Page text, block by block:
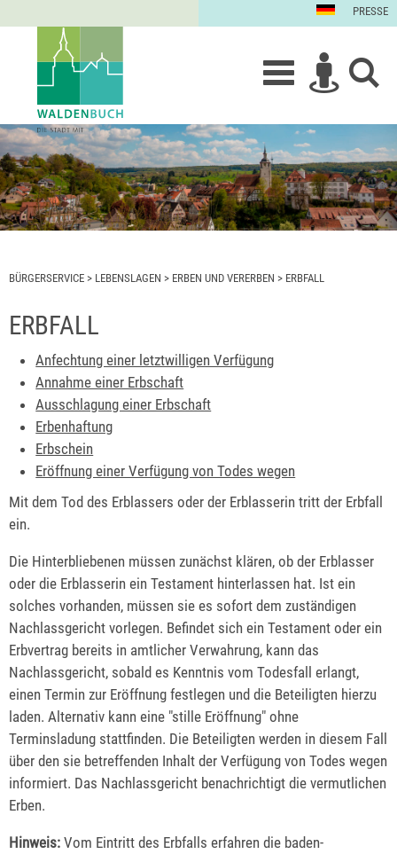
PRESSE
BÜRGERSERVICE > LEBENSLAGEN > ERBEN UND VERERBEN > ERBFALL
ERBFALL
Anfechtung einer letztwilligen Verfügung
Annahme einer Erbschaft
Ausschlagung einer Erbschaft
Erbenhaftung
Erbschein
Eröffnung einer Verfügung von Todes wegen
Mit dem Tod des Erblassers oder der Erblasserin tritt der Erbfall
ein.
Die Hinterbliebenen müssen zunächst klären, ob der Erblasser
oder die Erblasserin ein Testament hinterlassen hat. Ist ein
solches vorhanden, müssen sie es sofort dem zuständigen
Nachlassgericht vorlegen. Befindet sich ein Testament oder ein
Erbvertrag bereits in amtlicher Verwahrung, kann das
Nachlassgericht, sobald es Kenntnis vom Todesfall erlangt,
einen Termin zur Eröffnung festlegen und die Beteiligten hierzu
laden. Alternativ kann eine "stille Eröffnung" ohne
Terminsladung stattfinden. Die Beteiligten werden in diesem Fall
über den sie betreffenden Inhalt der Verfügung von Todes wegen
informiert. Das Nachlassgericht benachrichtigt die vermutlichen
Erben.
Hinweis: Vom Eintritt des Erbfalls erfahren die baden-